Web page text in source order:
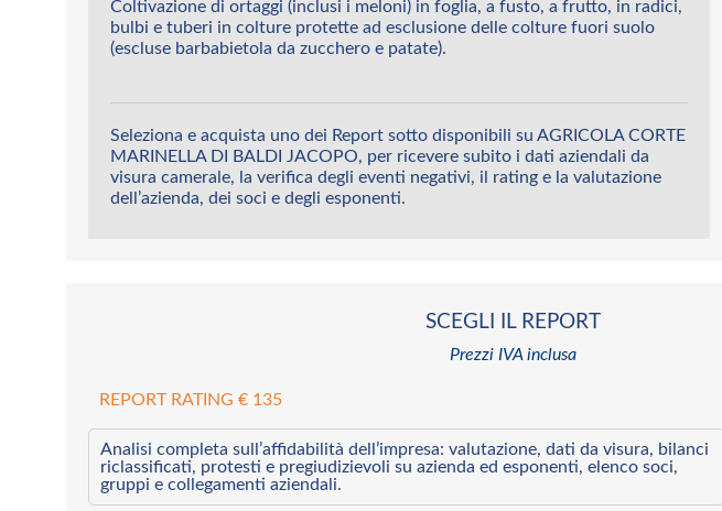
Coltivazione di ortaggi (inclusi i meloni) in foglia, a fusto, a frutto, in radici,
bulbi e tuberi in colture protette ad esclusione delle colture fuori suolo
(escluse barbabietola da zucchero e patate).
Seleziona e acquista uno dei Report sotto disponibili su AGRICOLA CORTE
MARINELLA DI BALDI JACOPO, per ricevere subito i dati aziendali da
visura camerale, la verifica degli eventi negativi, il rating e la valutazione
dell’azienda, dei soci e degli esponenti.
SCEGLI IL REPORT
Prezzi IVA inclusa
REPORT RATING € 135
Analisi completa sull’affidabilità dell’impresa: valutazione, dati da visura, bilanci
riclassificati, protesti e pregiudizievoli su azienda ed esponenti, elenco soci,
gruppi e collegamenti aziendali.